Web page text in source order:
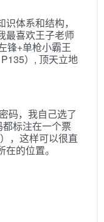
体系和结构，
最喜欢王子老师
锋+单枪小霸王
）, 顶天立地
码，我自己选了
标注在一个票
，这样可以很直
的位置。